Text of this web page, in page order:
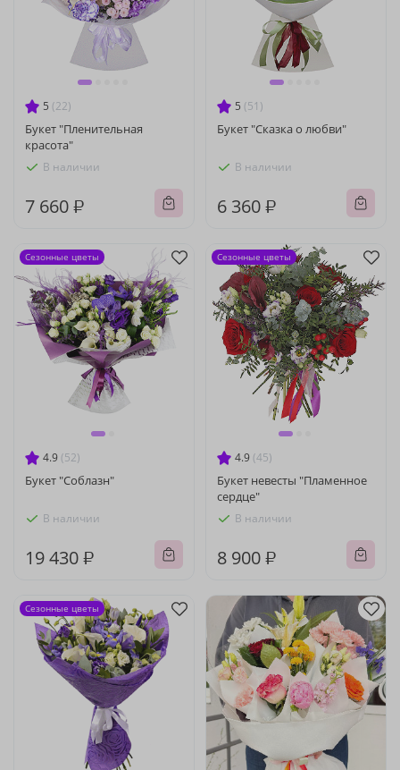
5 (22)
Букет "Пленительная
красота"
В наличии
7 660 ₽
5 (51)
Букет "Сказка о любви"
В наличии
6 360 ₽
4.9 (52)
Букет "Соблазн"
В наличии
19 430 ₽
Сезонные цветы
4.9 (45)
Букет невесты "Пламенное
сердце"
В наличии
8 900 ₽
Сезонные цветы
Сезонные цветы